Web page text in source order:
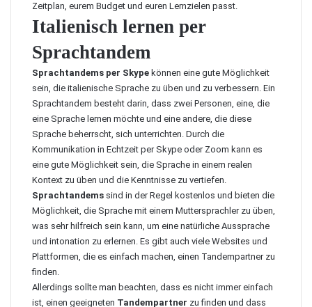
Zeitplan, eurem Budget und euren Lernzielen passt.
Italienisch lernen per
Sprachtandem
Sprachtandems per Skype können eine gute Möglichkeit
sein, die italienische Sprache zu üben und zu verbessern. Ein
Sprachtandem besteht darin, dass zwei Personen, eine, die
eine Sprache lernen möchte und eine andere, die diese
Sprache beherrscht, sich unterrichten. Durch die
Kommunikation in Echtzeit per Skype oder Zoom kann es
eine gute Möglichkeit sein, die Sprache in einem realen
Kontext zu üben und die Kenntnisse zu vertiefen.
Sprachtandems sind in der Regel kostenlos und bieten die
Möglichkeit, die Sprache mit einem Muttersprachler zu üben,
was sehr hilfreich sein kann, um eine natürliche Aussprache
und intonation zu erlernen. Es gibt auch viele Websites und
Plattformen, die es einfach machen, einen Tandempartner zu
finden.
Allerdings sollte man beachten, dass es nicht immer einfach
ist, einen geeigneten Tandempartner zu finden und dass